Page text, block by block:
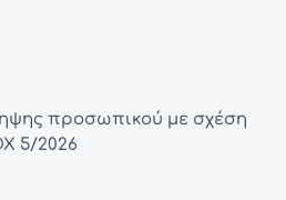
προσωπικού με σχέση
5/2026